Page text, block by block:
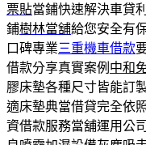
票貼當鋪快速解決車貸
鋪樹林當舖給您安全有
口碑專業三重機車借款
借款分享真實案例 中和
膠床墊各種尺寸皆能訂
適床墊典當借貸完全依
資借款服務當舖運用公